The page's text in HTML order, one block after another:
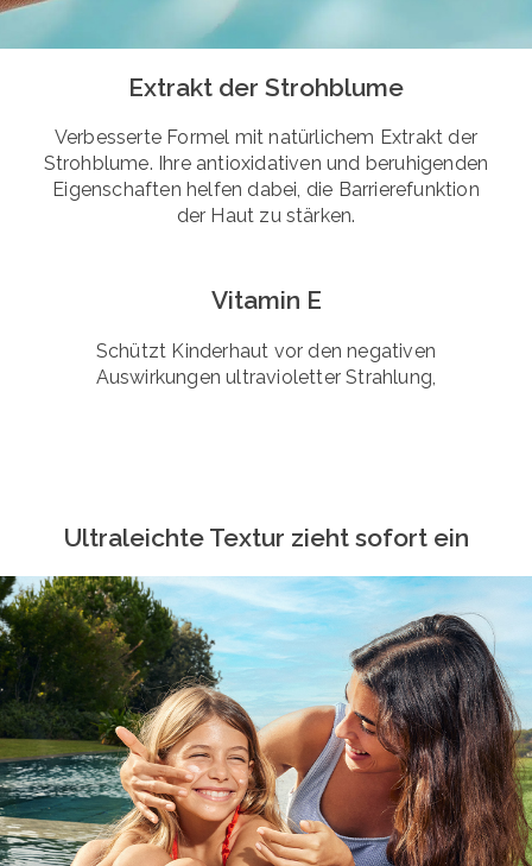
Extrakt der Strohblume
Verbesserte Formel mit natürlichem Extrakt der
Strohblume. Ihre antioxidativen und beruhigenden
Eigenschaften helfen dabei, die Barrierefunktion
der Haut zu stärken.
Vitamin E
Schützt Kinderhaut vor den negativen
Auswirkungen ultravioletter Strahlung,
Ultraleichte Textur zieht sofort ein